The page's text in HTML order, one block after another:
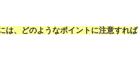
は、どのようなポイントに注意すれば